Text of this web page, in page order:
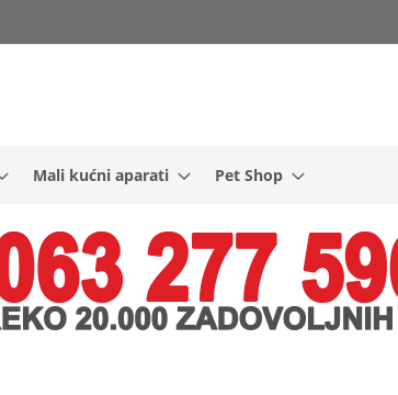
Mali kućni aparati Pet Shop